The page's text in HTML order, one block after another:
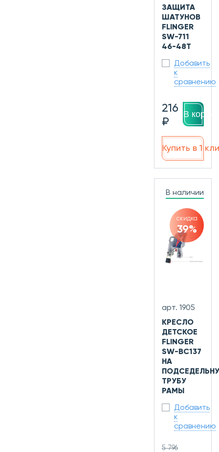
ЗАЩИТА
ШАТУНОВ
FLINGER
SW-711
46-48T
Добавить
к
сравнению
216
₽
В
Купить в 1
В наличии
скидка
39%
арт. 1905
КРЕСЛО
ДЕТСКОЕ
FLINGER
SW-BC137
НА
ТРУБУ
РАМЫ
Добавить
к
сравнению
5 796